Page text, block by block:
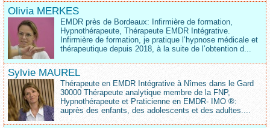
Olivia MERKES
EMDR près de Bordeaux: Infirmière de formation,
Hypnothérapeute, Thérapeute EMDR Intégrative.
Infirmière de formation, je pratique l’hypnose médicale et
thérapeutique depuis 2018, à la suite de l’obtention d...
Sylvie MAUREL
Thérapeute en EMDR Intégrative à Nîmes dans le Gard
30000 Thérapeute analytique membre de la FNP,
Hypnothérapeute et Praticienne en EMDR- IMO ®:
auprès des enfants, des adolescents et des adultes....